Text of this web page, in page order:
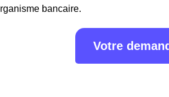
bancaire.
Votre